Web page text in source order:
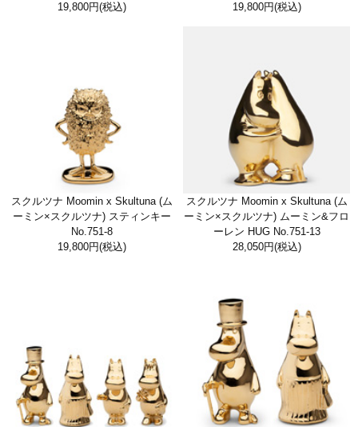
19,800円(税込)
19,800円(税込)
スクルツナ Moomin x Skultuna (ム
ーミン×スクルツナ) スティンキー
No.751-8
19,800円(税込)
スクルツナ Moomin x Skultuna (ム
ーミン×スクルツナ) ムーミン&フロ
ーレン HUG No.751-13
28,050円(税込)